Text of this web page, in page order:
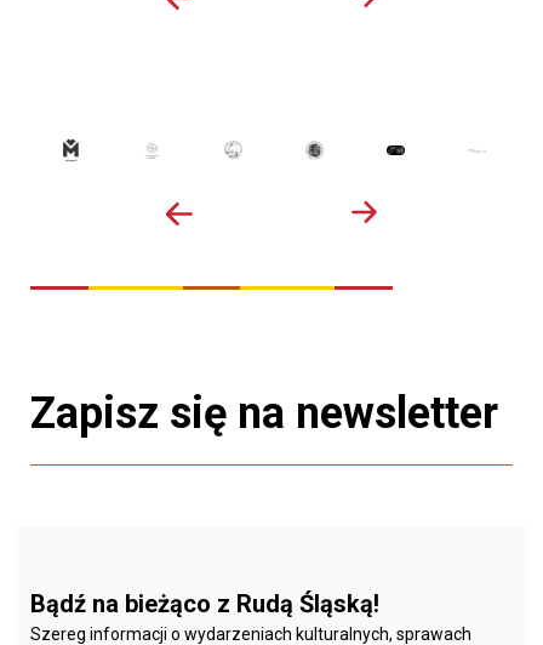
Zapisz się na newsletter
Bądź na bieżąco z Rudą Śląską!
Szereg informacji o wydarzeniach kulturalnych, sprawach